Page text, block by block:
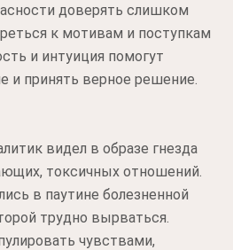
доверять слишком
к мотивам и поступкам
и интуиция помогут
и принять верное решение.
видел в образе гнезда
токсичных отношений.
в паутине болезненной
трудно вырваться.
чувствами,